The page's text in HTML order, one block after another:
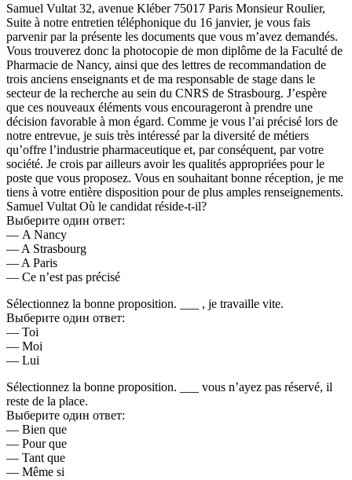
Samuel Vultat 32, avenue Kléber 75017 Paris Monsieur Roulier,
Suite à notre entretien téléphonique du 16 janvier, je vous fais
parvenir par la présente les documents que vous m’avez demandés.
Vous trouverez donc la photocopie de mon diplôme de la Faculté de
Pharmacie de Nancy, ainsi que des lettres de recommandation de
trois anciens enseignants et de ma responsable de stage dans le
secteur de la recherche au sein du CNRS de Strasbourg. J’espère
que ces nouveaux éléments vous encourageront à prendre une
décision favorable à mon égard. Comme je vous l’ai précisé lors de
notre entrevue, je suis très intéressé par la diversité de métiers
qu’offre l’industrie pharmaceutique et, par conséquent, par votre
société. Je crois par ailleurs avoir les qualités appropriées pour le
poste que vous proposez. Vous en souhaitant bonne réception, je me
tiens à votre entière disposition pour de plus amples renseignements.
Samuel Vultat Où le candidat réside-t-il?
Выберите один ответ:
— A Nancy
— A Strasbourg
— A Paris
— Ce n’est pas précisé
Sélectionnez la bonne proposition. ___ , je travaille vite.
Выберите один ответ:
— Toi
— Moi
— Lui
Sélectionnez la bonne proposition. ___ vous n’ayez pas réservé, il
reste de la place.
Выберите один ответ:
— Bien que
— Pour que
— Tant que
— Même si